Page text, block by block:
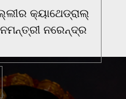
କ୍ୟାଥେଡ୍ରାଲ୍
ନରେନ୍ଦ୍ର